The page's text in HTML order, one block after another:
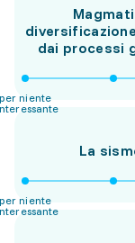
dai processi
niente
La
niente